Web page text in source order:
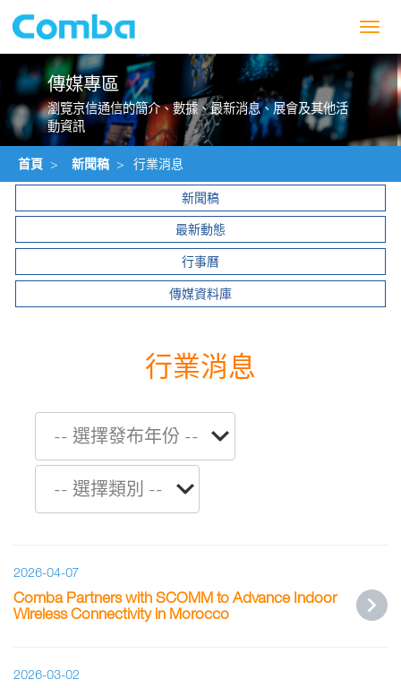
傳媒專區
瀏覽京信通信的簡介、數據、最新消息、展會及其他活
動資訊
首頁 > 新聞稿 > 行業消息
新聞稿
最新動態
行事曆
傳媒資料庫
行業消息
2026-04-07
Comba Partners with SCOMM to Advance Indoor
Wireless Connectivity in Morocco
2026-03-02